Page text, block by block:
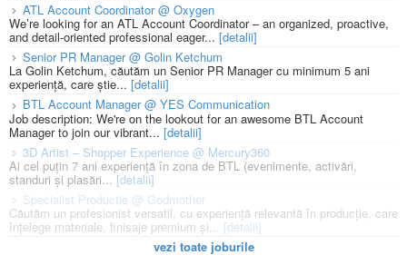
ATL Account Coordinator @ Oxygen
We’re looking for an ATL Account Coordinator – an organized, proactive,
and detail-oriented professional eager... [detalii]
Senior PR Manager @ Golin Ketchum
La Golin Ketchum, căutăm un Senior PR Manager cu minimum 5 ani
experiență, care știe... [detalii]
BTL Account Manager @ YES Communication
Job description: We're on the lookout for an awesome BTL Account
Manager to join our vibrant... [detalii]
3D Artist – Shopper Experience @ Mercury360
Ai cel puțin 7 ani experiență în zona de BTL (evenimente, activări,
standuri și plasări...[detalii]
Specialist Productie @ Godmother
Căutăm un profesionist versatil, cu experiență relevantă în producție, care
înțelege materiale, finisaje premium și... [detalii]
vezi toate joburile